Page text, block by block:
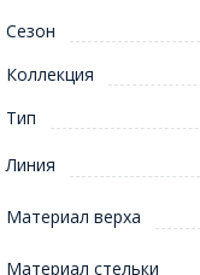
Сезон
Коллекция
Тип
Линия
Материал верха
Материал стельки